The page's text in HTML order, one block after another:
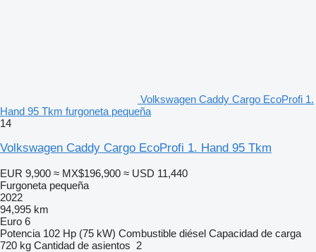
Volkswagen Caddy Cargo EcoProfi 1.
Hand 95 Tkm furgoneta pequeña
14
Volkswagen Caddy Cargo EcoProfi 1. Hand 95 Tkm
EUR 9,900 ≈ MX$196,900 ≈ USD 11,440
Furgoneta pequeña
2022
94,995 km
Euro 6
Potencia 102 Hp (75 kW) Combustible diésel Capacidad de carga
720 kg Cantidad de asientos 2